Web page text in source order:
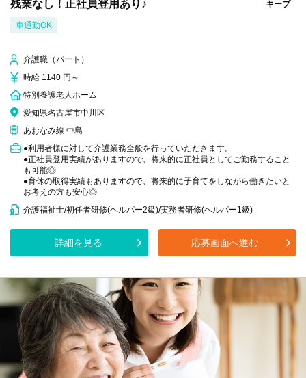
残業なし！正社員登用あり♪
キープ
車通勤OK
介護職（パート）
時給 1140 円～
特別養護老人ホーム
愛知県名古屋市中川区
あおなみ線 中島
●利用者様に対して介護業務全般を行っていただきます。
●正社員登用実績がありますので、将来的に正社員としてご勤務すること
も可能◎
●育休の取得実績もありますので、将来的に子育てをしながら働きたいと
お考えの方も安心◎
介護福祉士/初任者研修(ヘルパー2級)/実務者研修(ヘルパー1級)
詳細を見る 応募画面へ進む